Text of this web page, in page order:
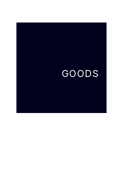
GOODS